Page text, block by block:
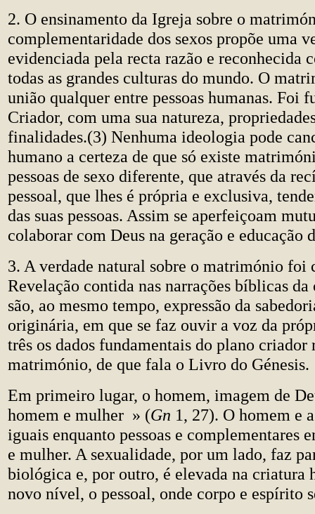
2. O ensinamento da Igreja sobre o
complementaridade dos sexos propõe uma
evidenciada pela recta razão e reconhecida
todas as grandes culturas do mundo. O
união qualquer entre pessoas humanas. Foi
Criador, com uma sua natureza,
finalidades.(3) Nenhuma ideologia pode
humano a certeza de que só existe
pessoas de sexo diferente, que através da
pessoal, que lhes é própria e exclusiva,
das suas pessoas. Assim se aperfeiçoam
colaborar com Deus na geração e educação
3. A verdade natural sobre o matrimónio foi
Revelação contida nas narrações bíblicas da
são, ao mesmo tempo, expressão da
originária, em que se faz ouvir a voz da
três os dados fundamentais do plano
matrimónio, de que fala o Livro do Génesis.
Em primeiro lugar, o homem, imagem de
homem e mulher » (Gn 1, 27). O homem e
iguais enquanto pessoas e complementares
e mulher. A sexualidade, por um lado, faz
biológica e, por outro, é elevada na criatura
novo nível, o pessoal, onde corpo e espírito